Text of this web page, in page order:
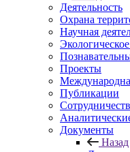
Деятельность
Охрана
Научная
Проекты
Публикации
Документы
Назад